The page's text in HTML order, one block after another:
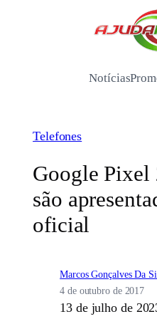
Notícias
Telefones
Google
são
oficial
Marcos Gonçalves Da
4 de outubro de 2017
13 de julho de